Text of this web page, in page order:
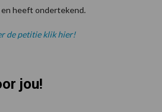
heeft ondertekend.
de petitie klik hier!
jou!